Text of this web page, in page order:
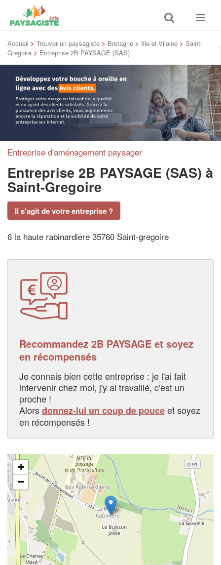
Toggle
search
Toggle
Accueil > Trouver un paysagiste > Bretagne > Ille-et-Vilaine > Saint-
Gregoire > Entreprise 2B PAYSAGE (SAS)
Entreprise d'aménagement paysager
Entreprise 2B PAYSAGE (SAS) à
Saint-Gregoire
Il s'agit de votre entreprise ?
6 la haute rabinardiere 35760 Saint-gregoire
Recommandez 2B PAYSAGE et soyez
en récompensés
Je connais bien cette entreprise : je l'ai fait
intervenir chez moi, j'y ai travaillé, c'est un
proche !
Alorsdonnez-lui un coup de pouceet soyez
en récompensés !
+
−